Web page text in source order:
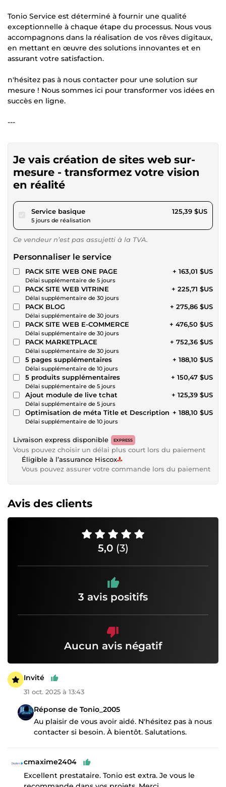
Tonio Service est déterminé à fournir une qualité
exceptionnelle à chaque étape du processus. Nous vous
accompagnons dans la réalisation de vos rêves digitaux,
en mettant en œuvre des solutions innovantes et en
assurant votre satisfaction.
n'hésitez pas à nous contacter pour une solution sur
mesure ! Nous sommes ici pour transformer vos idées en
succès en ligne.
---
Je vais création de sites web sur-
mesure - transformez votre vision
en réalité
Service basiquepour 115,57 $US
5 jours de réalisation
125,39 $US
Ce vendeur n’est pas assujetti à la TVA.
Personnaliser le service
PACK SITE WEB ONE PAGE
Délai supplémentaire de 5 jours
+ 163,01 $US
PACK SITE WEB VITRINE
Délai supplémentaire de 30 jours
+ 225,71 $US
PACK BLOG
Délai supplémentaire de 30 jours
+ 275,86 $US
PACK SITE WEB E-COMMERCE
Délai supplémentaire de 30 jours
+ 476,50 $US
PACK MARKETPLACE
Délai supplémentaire de 30 jours
+ 752,36 $US
5 pages supplémentaires
Délai supplémentaire de 10 jours
+ 188,10 $US
5 produits supplémentaires
Délai supplémentaire de 5 jours
+ 150,47 $US
Ajout module de live tchat
Délai supplémentaire de 5 jours
+ 125,39 $US
Optimisation de méta Title et Description
Délai supplémentaire de 10 jours
+ 188,10 $US
Livraison express disponible EXPRESS
Vous pouvez choisir un délai plus court lors du paiement
Éligible à l’assurance Hiscox
Vous pouvez assurer votre commande lors du paiement
Avis des clients
5,0 (3)
3 avis positifs
Aucun avis négatif
Invité
31 oct. 2025 à 13:43
Réponse de Tonio_2005
Au plaisir de vous avoir aidé. N'hésitez pas à nous
contacter si besoin. À bientôt. Salutations.
cmaxime2404
Excellent prestataire. Tonio est extra. Je vous le